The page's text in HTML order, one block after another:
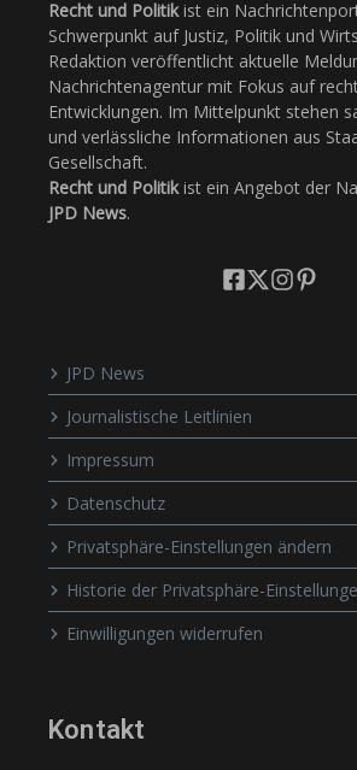
Recht und Politikist ein
Schwerpunkt auf Justiz, Politik und
Redaktion veröffentlicht aktuelle
Nachrichtenagentur mit Fokus auf
Entwicklungen. Im Mittelpunkt stehen
und verlässliche Informationen aus
Gesellschaft.
Recht und Politikist ein Angebot der
JPD News.
JPD News
Journalistische Leitlinien
Impressum
Datenschutz
Privatsphäre-Einstellungen ändern
Historie der Privatsphäre-
Einwilligungen widerrufen
Kontakt